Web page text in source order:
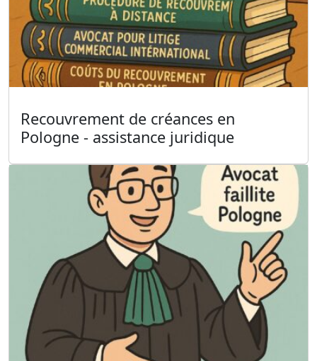
Recouvrement de créances en
Pologne - assistance juridique